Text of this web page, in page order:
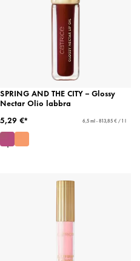
SPRING AND THE CITY – Glossy
Nectar Olio labbra
5,29 €*
6,5 ml - 813,85 € / 1 l